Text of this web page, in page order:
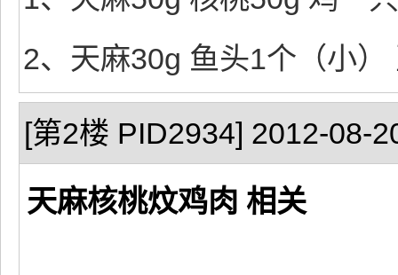
2、天麻30g 鱼头1个（小
[第2楼 PID2934] 2012-08-
天麻核桃炆鸡肉 相关